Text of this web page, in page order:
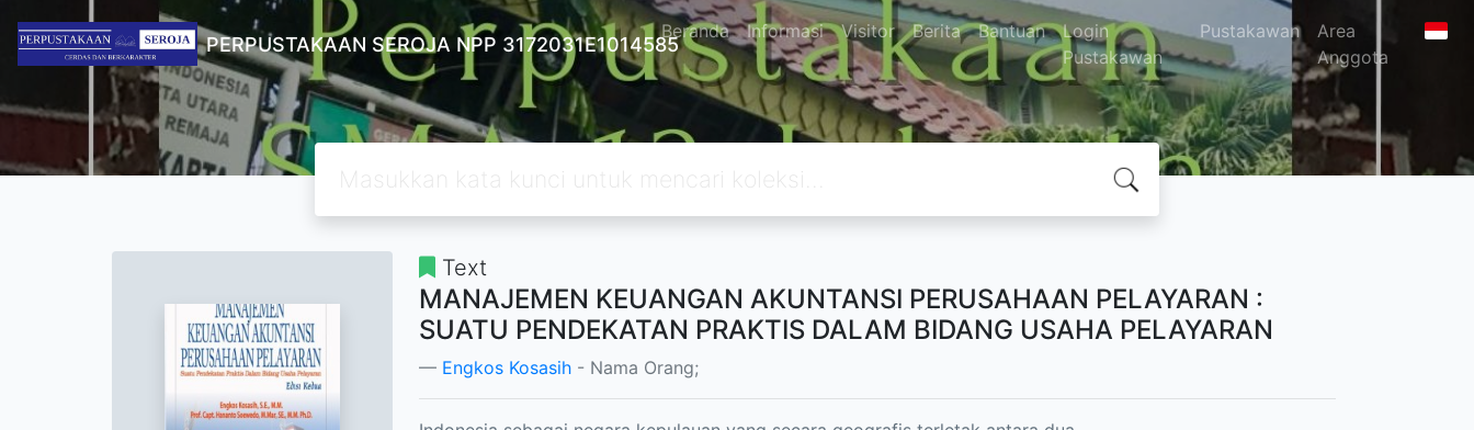
PERPUSTAKAAN SEROJA NPP 3172031E1014585
Beranda Informasi Visitor Berita Bantuan
Login
Pustakawan
Pustakawan
Area
Anggota
Text
MANAJEMEN KEUANGAN AKUNTANSI PERUSAHAAN PELAYARAN :
SUATU PENDEKATAN PRAKTIS DALAM BIDANG USAHA PELAYARAN
Engkos Kosasih - Nama Orang;